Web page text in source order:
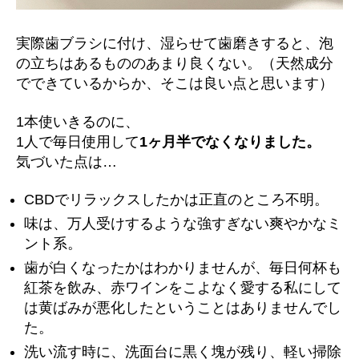
実際歯ブラシに付け、湿らせて歯磨きすると、泡
の立ちはあるもののあまり良くない。（天然成分
でできているからか、そこは良い点と思います）
1本使いきるのに、
1人で毎日使用して1ヶ月半でなくなりました。
気づいた点は…
CBDでリラックスしたかは正直のところ不明。
味は、万人受けするような強すぎない爽やかなミ
ント系。
歯が白くなったかはわかりませんが、毎日何杯も
紅茶を飲み、赤ワインをこよなく愛する私にして
は黄ばみが悪化したということはありませんでし
た。
洗い流す時に、洗面台に黒く塊が残り、軽い掃除